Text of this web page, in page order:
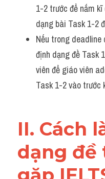
Speaking
Writing
Reading
Đề thi thật IELTS
Education
Business
1-2 trước để nắm
dạng bài Task 1-2
Nếu trong
định dạng đề Task
viên để giáo viên
Task 1-2 vào trước
II. Cách
dạng đề